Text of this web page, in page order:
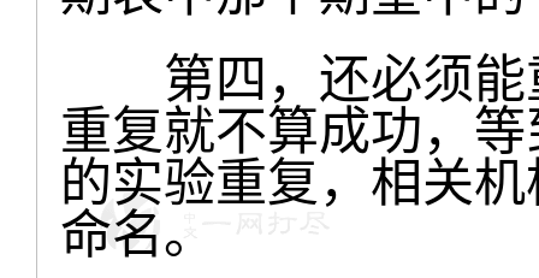
第四，还必须能
重复就不算成功，
的实验重复，相关
命名。